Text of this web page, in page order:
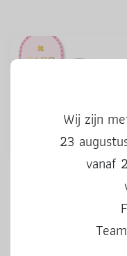
Stickers | Kado voor
Wij zijn
23
vanaf